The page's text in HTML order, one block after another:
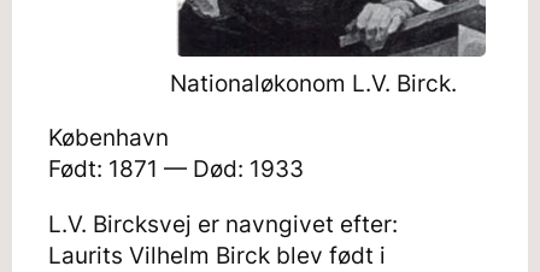
Nationaløkonom L.V. Birck.
København
Født: 1871 — Død: 1933
L.V. Bircksvej er navngivet efter:
Laurits Vilhelm Birck blev født i